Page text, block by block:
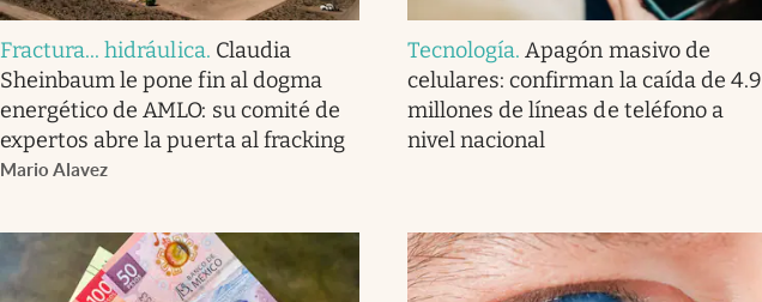
Fractura... hidráulica. Claudia
Sheinbaum le pone fin al dogma
energético de AMLO: su comité de
expertos abre la puerta al fracking
Mario Alavez
Tecnología.Apagón masivo de
celulares: confirman la caída de 4.9
millones de líneas de teléfono a
nivel nacional